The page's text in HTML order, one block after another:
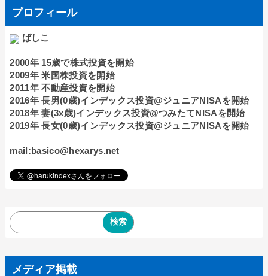
プロフィール
ばしこ
2000年 15歳で株式投資を開始
2009年 米国株投資を開始
2011年 不動産投資を開始
2016年 長男(0歳)インデックス投資@ジュニアNISAを開始
2018年 妻(3x歳)インデックス投資@つみたてNISAを開始
2019年 長女(0歳)インデックス投資@ジュニアNISAを開始
mail:basico@hexarys.net
メディア掲載